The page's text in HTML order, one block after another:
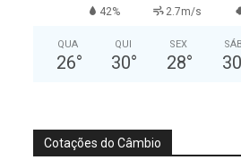
42% 2.7m/s
QUA
26°
QUI
30°
SEX
28°
SÁB
30
Cotações do Câmbio